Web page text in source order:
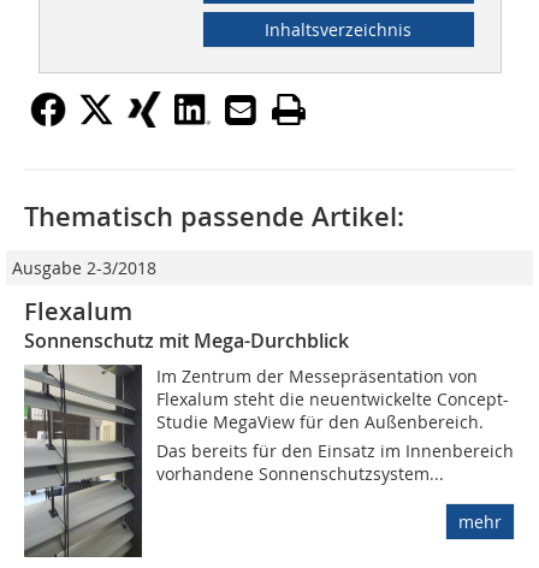
Inhaltsverzeichnis
Thematisch passende Artikel:
Ausgabe 2-3/2018
Flexalum
Sonnenschutz mit Mega-Durchblick
Im Zentrum der Messepräsentation von
Flexalum steht die neuentwickelte Concept-
Studie MegaView für den Außenbereich.
Das bereits für den Einsatz im Innenbereich
vorhandene Sonnenschutzsystem...
mehr